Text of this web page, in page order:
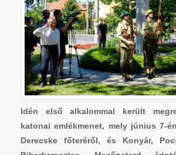
Idén első alkalommal került
katonai emlékmenet, mely június 7-
Derecske főteréről, és Konyár,